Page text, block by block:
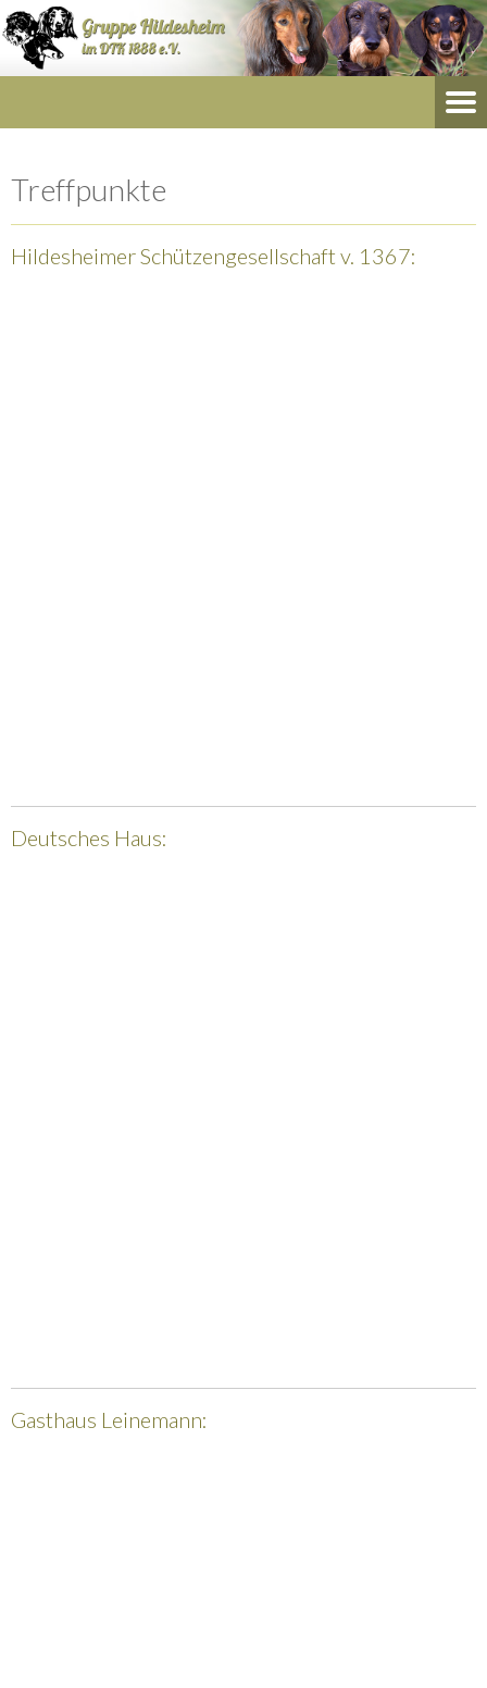
Treffpunkte
Hildesheimer Schützengesellschaft v. 1367:
Deutsches Haus:
Gasthaus Leinemann: